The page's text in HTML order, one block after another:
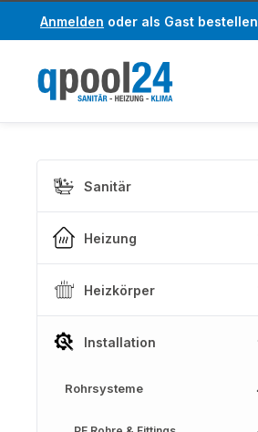
Hauptinhalt springen
Zur Suche springen
Anmelden oder als Gast bestellen
Sanitär
Heizung
Heizkörper
Installation
Rohrsysteme